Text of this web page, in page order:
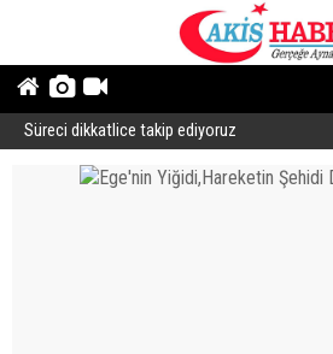
Süreci dikkatlice takip ediyoruz